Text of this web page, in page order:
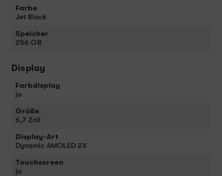
Farbe
Jet Black
Speicher
256 GB
Display
Farbdisplay
ja
Größe
6,7 Zoll
Display-Art
Dynamic AMOLED 2X
Touchscreen
ja